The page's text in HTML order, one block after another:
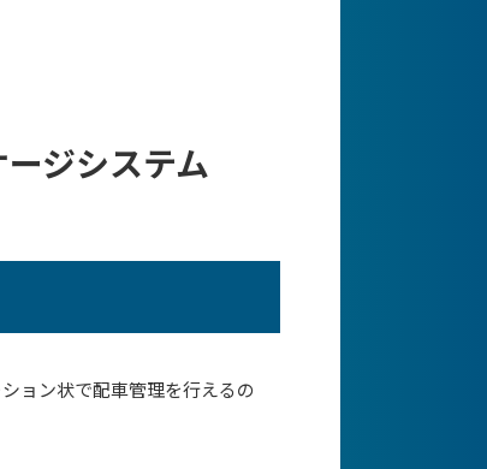
ジシステム
ョン状で配車管理を行えるの